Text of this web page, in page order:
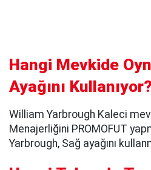
Hangi Mevkide
Ayağını Kullanıyor?
William Yarbrough Kaleci
Menajerliğini PROMOFUT
Yarbrough, Sağ ayağını